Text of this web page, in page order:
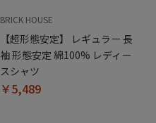
BRICK HOUSE
【超形態安定】 レギュラー 長
袖 形態安定 綿100% レディー
スシャツ
￥5,489